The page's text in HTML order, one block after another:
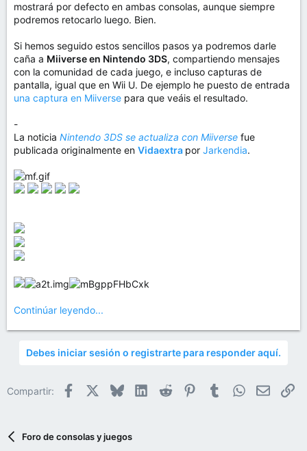
mostrará por defecto en ambas consolas, aunque siempre
podremos retocarlo luego. Bien.
Si hemos seguido estos sencillos pasos ya podremos darle
caña a Miiverse en Nintendo 3DS, compartiendo mensajes
con la comunidad de cada juego, e incluso capturas de
pantalla, igual que en Wii U. De ejemplo he puesto de entrada
una captura en Miiverse para que veáis el resultado.
-
La noticia Nintendo 3DS se actualiza con Miiverse fue
publicada originalmente en Vidaextra por Jarkendia.
Continúar leyendo...
Debes iniciar sesión o registrarte para responder aquí.
Compartir: Facebook BlueskyLinkedIn
Reddit PinterestTumblrWhatsApp
Email
Foro de consolas y juegos